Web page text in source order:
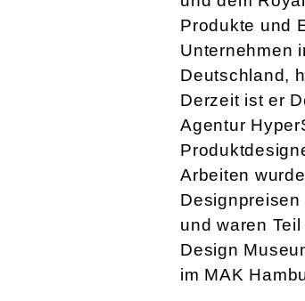
Produkte und
Unternehmen
Deutschland,
Derzeit ist er
Agentur
Arbeiten
und waren
Design
im MAK